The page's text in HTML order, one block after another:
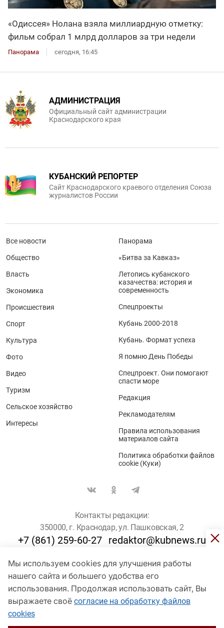
«Одиссея» Нолана взяла миллиардную отметку:
фильм собрал 1 млрд долларов за три недели
Панорама сегодня, 16:45
Мы используем cookies для улучшения работы
нашего сайта и большего удобства его
использования. Продолжая использовать сайт, Вы
выражаете своё согласие на обработку файлов
cookies
АДМИНИСТРАЦИЯ
Официальный сайт администрации
Краснодарского края
КУБАНСКИЙ РЕПОРТЕР
Сайт Краснодарского краевого отделения Союза
журналистов России
Все новости
Общество
Власть
Экономика
Происшествия
Спорт
Культура
Фото
Видео
Туризм
Сельское хозяйство
Интересы
Панорама
«Битва за Кавказ»
Летопись кубанского
казачества: история и
современность
Спецпроекты
Кубань 2000-2018
Кубань. Формат успеха
Я помню День Победы
Спецпроект. Они помогают
спасти море
Редакция
Рекламодателям
Правила использования
материалов сайта
Политика обработки файлов
cookie (Куки)
Контакты редакции:
350000, г. Краснодар, ул. Пашковская, 2
+7 (861) 259-60-27 redaktor@kubnews.ru
Для пользователей старше 16 лет
© Кубанские Новости, 2017
Сетевое издание «kubnews» зарегистрировано Федеральной
службой по надзору в сфере связи, информационных технологий
и массовых коммуникаций (Роскомнадзор). Регистрационный